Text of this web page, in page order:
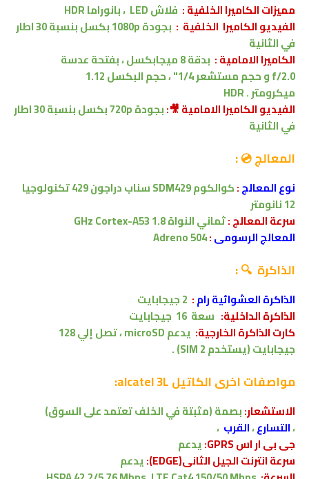
مميزاتالكاميرا الخلفية : فلاش LED ، بانوراماHDR
الفيديو الكاميرا الخلفية : بجودة1080p
بكسل بنسبة 30 اطار
في الثانية
الكاميراالامامية: بدقة8 ميجابكسل ،
بفتحة عدسة
f/2.0وحجم مستشعر 1/4"
، حجم البكسل 1.12
ميكرومتر.
HDR
الفيديو الكاميراالامامية🎥:بجودة720p
بكسل بنسبة 30 اطار
في الثانية
المعالج 💿 :
نوع المعالج:كوالكوم SDM429 سناب دراجون 429
تكنولوجيا
12 نانومتر
سرعة المعالج :ثماني النواة1.8 GHz Cortex-A53
المعالج الرسومى:
Adreno 504
الذاكرة 🔍 :
الذاكرة العشوائية رام:
جيجابايت
الذاكرة الداخلية: سعة 16
جيجابايت
كارت الذاكرة الخارجية: يدعمmicroSD ، تصل إلي128
جيجابايت(يستخدم SIM 2) .
مواصفات اخرىالكاتيل alcatel 3L:
الاستشعار:بصمة (مثبتة في الخلفتعتمد على السوق)
،التسارع،القرب ،
جى بى ار اس GPRS:
يدعم
سرعة انترنت الجيل الثانى(EDGE):
يدعم